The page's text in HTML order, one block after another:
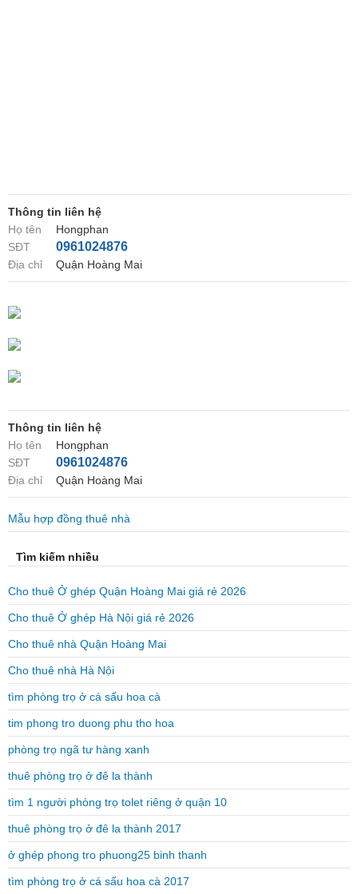
Thông tin liên hệ
Họ tên
Hongphan
SĐT
0961024876
Địa chỉ Quận Hoàng Mai
Thông tin liên hệ
Họ tên
Hongphan
SĐT
0961024876
Địa chỉ Quận Hoàng Mai
Mẫu hợp đồng thuê nhà
Tìm kiếm nhiều
Cho thuê Ở ghép Quận Hoàng Mai giá rẻ 2026
Cho thuê Ở ghép Hà Nội giá rẻ 2026
Cho thuê nhà Quận Hoàng Mai
Cho thuê nhà Hà Nội
tìm phòng trọ ở cá sấu hoa cà
tim phong tro duong phu tho hoa
phòng trọ ngã tư hàng xanh
thuê phòng trọ ở đê la thành
tìm 1 người phòng trọ tolet riêng ở quận 10
thuê phòng trọ ở đê la thành 2017
ở ghép phong tro phuong25 binh thanh
tìm phòng trọ ở cá sấu hoa cà 2017